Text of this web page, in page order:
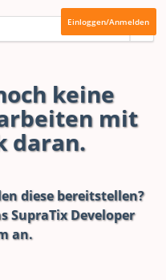
Einloggen/Anmelden
keine
mit
daran.
diese bereitstellen?
SupraTix Developer
an.